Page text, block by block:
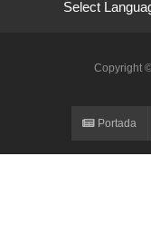
Select
Copyright
Portada